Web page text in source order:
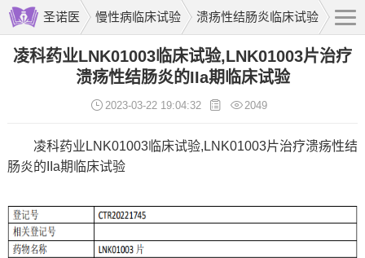
圣诺医 慢性病临床试验 溃疡性结肠炎临床试验
凌科药业LNK01003临床试验,LNK01003片治疗
溃疡性结肠炎的IIa期临床试验
2023-03-22 19:04:32 2049
凌科药业LNK01003临床试验,LNK01003片治疗溃疡性结
肠炎的IIa期临床试验